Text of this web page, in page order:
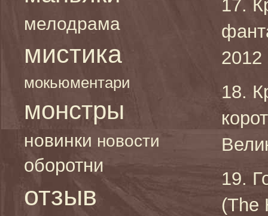
мелодрама
мистика
мокьюментари
монстры
новинки новости
оборотни
отзыв
17.
18.
19.
(The